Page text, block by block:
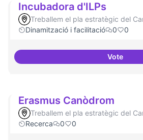
Incubadora d'ILPs
Treballem el pla estratègic del
Dinamització i facilitació
0 0
Vote
Erasmus Canòdrom
Treballem el pla estratègic del
Recerca
0 0